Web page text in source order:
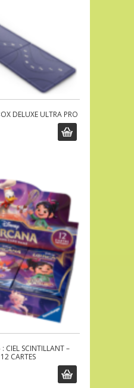
DELUXE ULTRA PRO
CIEL SCINTILLANT –
CARTES